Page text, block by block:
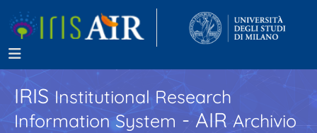
IRISInstitutional Research
Information System - AIR Archivio